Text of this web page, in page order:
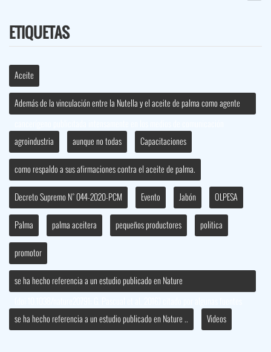
ETIQUETAS
Aceite
Además de la vinculación entre la Nutella y el aceite de palma como agente
agroindustria
aunque no todas Capacitaciones
como respaldo a sus afirmaciones contra el aceite de palma.
Decreto Supremo N° 044-2020-PCM Evento Jabón OLPESA
Palma palma aceitera pequeños productores politica
promotor
se ha hecho referencia a un estudio publicado en Nature
se ha hecho referencia a un estudio publicado en Nature ..
Videos